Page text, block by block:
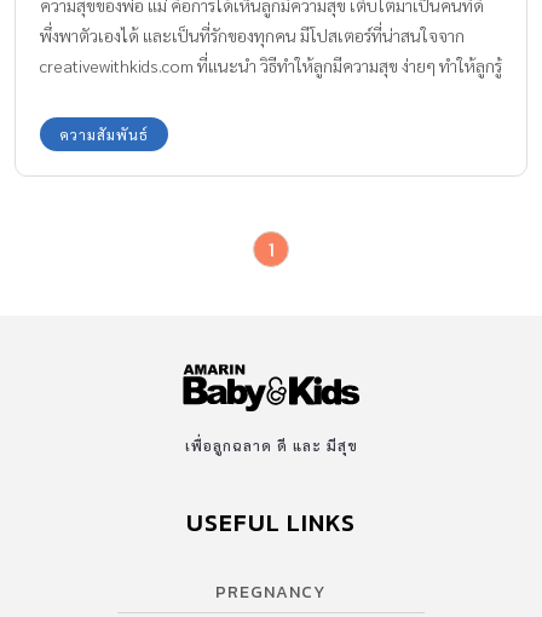
พึ่งพาตัวเองได้ และเป็นที่รักของทุกคน มีโปสเตอร์ที่น่าสนใจจาก
creativewithkids.com ที่แนะนำ วิธีทำให้ลูกมีความสุข ง่ายๆ ทำให้ลูกรู้
เอาใส่ใจความสัมพันธ์
1
เพื่อลูกฉลาด ดี และ มีสุข
USEFUL LINKS
PREGNANCY